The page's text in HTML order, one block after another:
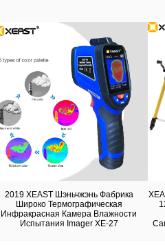
2019 XEAST Шэньчжэнь Фабрика
Широко Термографическая
Инфракрасная Камера Влажности
Испытания Imager XE-27